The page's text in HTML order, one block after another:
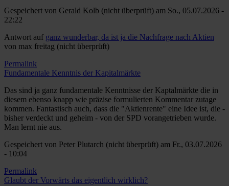
Gespeichert von Gerald Kolb (nicht überprüft) am So., 05.07.2026 -
22:22
Antwort auf ganz wunderbar, da ist ja die Nachfrage nach Aktien
von max freitag (nicht überprüft)
Permalink
Fundamentale Kenntnis der Kapitalmärkte
Das sind ja ganz fundamentale Kenntnisse der Kaptalmärkte die in
diesem ebenso knapp wie präzise formulierten Kommentar zutage
kommen. Fantastisch auch, dass die "Aktienrente" eine Idee ist, die -
bisher verdeckt und geheim - von der SPD vorangetrieben wurde.
Man lernt nie aus.
Gespeichert von Peter Plutarch (nicht überprüft) am Fr., 03.07.2026
- 10:04
Permalink
Glaubt der Vorwärts das eigentlich wirklich?